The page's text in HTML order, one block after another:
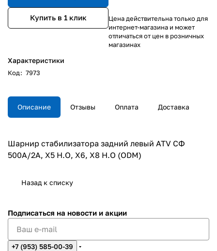
Купить в 1 клик
Характеристики
Код: 7973
Цена действительна только для
интернет-магазина и может
отличаться от цен в розничных
магазинах
Описание Отзывы Оплата Доставка
Шарнир стабилизатора задний левый ATV СФ
500A/2A, X5 H.O, X6, X8 H.O (ODM)
Назад к списку
Подписаться на новости и акции
+7 (953) 585-00-39